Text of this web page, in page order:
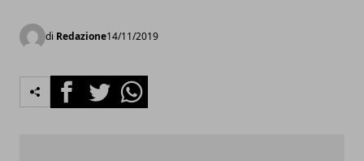
di Redazione14/11/2019
FacebookTwitterWhatsapp